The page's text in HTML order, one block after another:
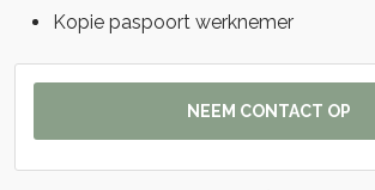
Kopie paspoort werknemer
NEEM CONTACT OP